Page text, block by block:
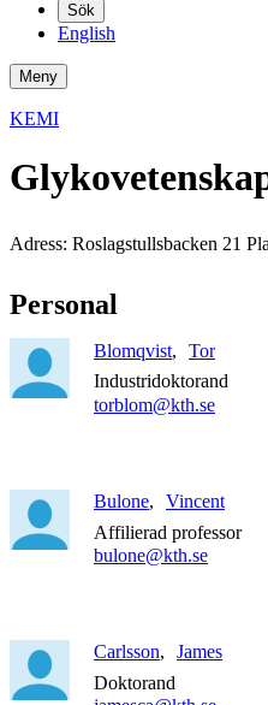
Sök
English
Meny
KEMI
Adress: Roslagstullsbacken 21
Personal
Blomqvist
Tor
Industridoktorand
torblom@kth.se
Bulone
Vincent
Affilierad professor
bulone@kth.se
Carlsson
James
Doktorand